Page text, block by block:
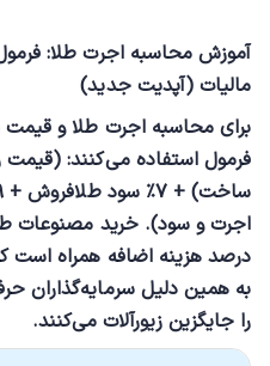
آموزش محاسبه اجرت طلا:
مالیات (آپدیت جدید)
برای محاسبه اجرت طلا و قیمت
فرمول استفاده می‌کنند:
درصد هزینه اضافه همراه
به همین دلیل سرمایه‌گذاران
را جایگزین زیورآلات می‌کنند.